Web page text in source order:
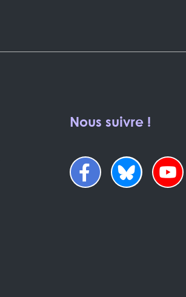
Nous suivre !